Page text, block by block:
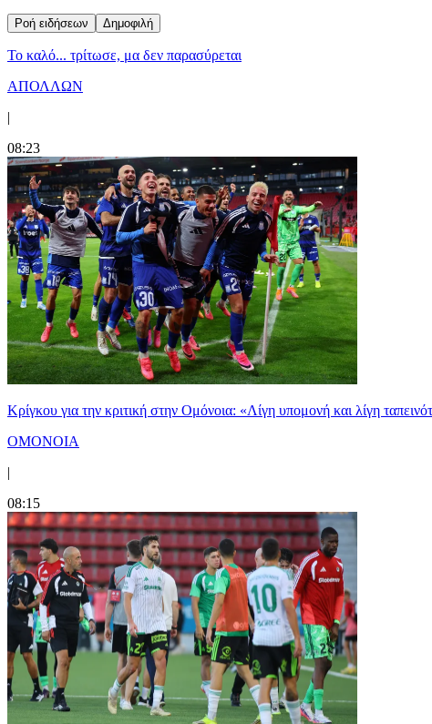
Ροή ειδήσεων Δημοφιλή
Το καλό... τρίτωσε, μα δεν παρασύρεται
ΑΠΟΛΛΩΝ
|
08:23
Κρίγκου για την κριτική στην Ομόνοια: «Λίγη υπομονή και λίγη
ΟΜΟΝΟΙΑ
|
08:15